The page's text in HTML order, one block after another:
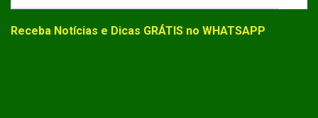
Receba Notícias e Dicas GRÁTIS no WHATSAPP